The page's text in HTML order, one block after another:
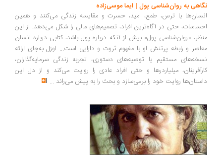
به روان‌شناسی پول | ایما موسی‌زاده
با ترس، طمع، امید، حسرت و مقایسه زندگی می‌کنند و همین
حتی در آگاه‌ترین افراد، تصمیم‌های مالی را شکل می‌دهد. از این
«روان‌شناسی پول» بیش از آنکه درباره پول باشد، کتابی درباره انسان
و رابطه پرتنش او با مفهوم ثروت و دارایی است... اوزل به‌جای ارائه
مستقیم یا توصیه‌های دستوری، تجربه زندگی سرمایه‌گذاران،
میلیاردرها و حتی افراد عادی را روایت می‌کند و از دل این
روایت خود را برمی‌سازد و بحث را به پیش می‌راند ...